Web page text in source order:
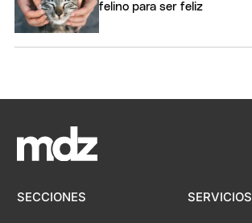
felino para ser feliz
SECCIONES SERVICIOS